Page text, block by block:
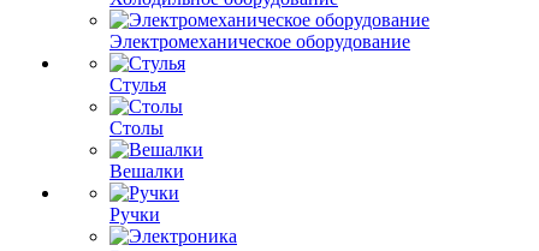
Электромеханическое оборудование
Стулья
Столы
Вешалки
Ручки